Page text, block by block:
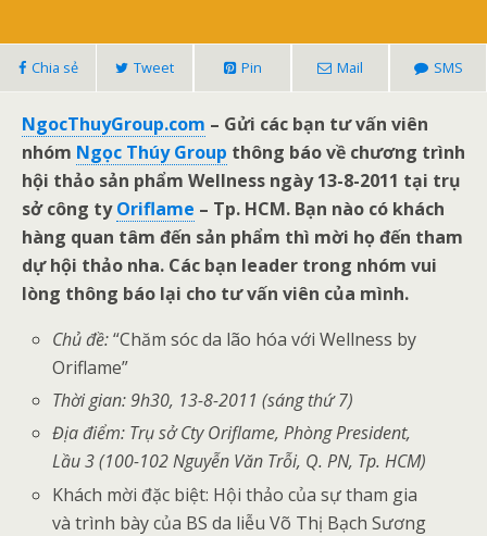
Chia sẻ Tweet Pin Mail SMS
NgocThuyGroup.com – Gửi các bạn tư vấn viên
nhóm Ngọc Thúy Group thông báo về chương trình
hội thảo sản phẩm Wellness ngày 13-8-2011 tại trụ
sở công tyOriflame – Tp. HCM. Bạn nào có khách
hàng quan tâm đến sản phẩm thì mời họ đến tham
dự hội thảo nha. Các bạn leader trong nhóm vui
lòng thông báo lại cho tư vấn viên của mình.
Chủ đề:“Chăm sóc da lão hóa với Wellness by
Oriflame”
Thời gian: 9h30, 13-8-2011 (sáng thứ 7)
Địa điểm: Trụ sở Cty Oriflame, Phòng President,
Lầu 3 (100-102 Nguyễn Văn Trỗi, Q. PN, Tp. HCM)
Khách mời đặc biệt: Hội thảo của sự tham gia
và trình bày của BS da liễu Võ Thị Bạch Sương